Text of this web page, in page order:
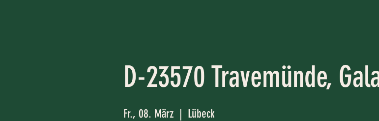
D-23570 Travemünde,
Fr., 08. März
  |
Lübeck